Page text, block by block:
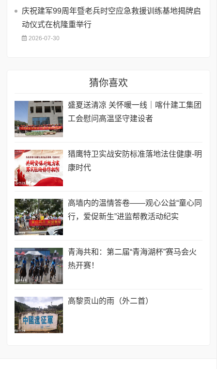
庆祝建军99周年暨老兵时空应急救援训练基地揭牌启
动仪式在杭隆重举行
2026-07-30
猜你喜欢
盛夏送清凉 关怀暖一线｜喀什建工集团
工会慰问高温坚守建设者
猎鹰特卫实战安防标准落地法住健康-明
康时代
高墙内的温情答卷——观心公益“童心同
行，爱促新生”进监帮教活动纪实
青海共和：第二届“青海湖杯”赛马会火
热开赛！
​高黎贡山的雨（外二首）